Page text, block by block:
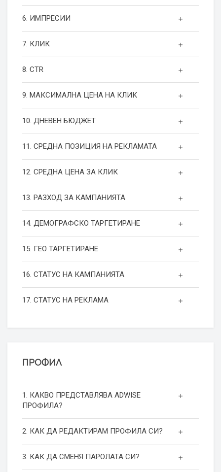
6. ИМПРЕСИИ
7. КЛИК
8. CTR
9. МАКСИМАЛНА ЦЕНА НА КЛИК
10. ДНЕВЕН БЮДЖЕТ
11. СРЕДНА ПОЗИЦИЯ НА РЕКЛАМАТА
12. СРЕДНА ЦЕНА ЗА КЛИК
13. РАЗХОД ЗА КАМПАНИЯТА
14. ДЕМОГРАФСКО ТАРГЕТИРАНЕ
15. ГЕО ТАРГЕТИРАНЕ
16. СТАТУС НА КАМПАНИЯТА
17. СТАТУС НА РЕКЛАМА
ПРОФИЛ
1. КАКВО ПРЕДСТАВЛЯВА ADWISE
ПРОФИЛА?
2. КАК ДА РЕДАКТИРАМ ПРОФИЛА СИ?
3. КАК ДА СМЕНЯ ПАРОЛАТА СИ?